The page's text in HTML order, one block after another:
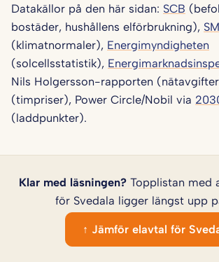
Datakällor på den här sidan: SCB
bostäder, hushållens elförbrukning),
(klimatnormaler), Energimyndigheten
(solcellsstatistik),
Nils Holgersson-rapporten
(timpriser), Power Circle/Nobil via
(laddpunkter).
Klar med läsningen? Topplistan med
för Svedala ligger längst upp
↑ Jämför elavtal för